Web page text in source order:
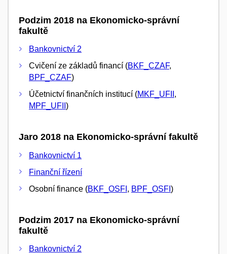
Podzim 2018 na Ekonomicko-správní
fakultě
Bankovnictví 2
Cvičení ze základů financí (BKF_CZAF,
BPF_CZAF)
Účetnictví finančních institucí (MKF_UFII ,
MPF_UFII )
Jaro 2018 na Ekonomicko-správní fakultě
Bankovnictví 1
Finanční řízení
Osobní finance (BKF_OSFI , BPF_OSFI )
Podzim 2017 na Ekonomicko-správní
fakultě
Bankovnictví 2